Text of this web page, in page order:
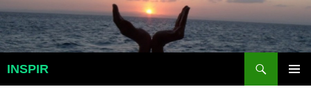
Aller
au
contenu
INSPIR